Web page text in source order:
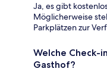
Ja, es gibt
Möglicherweise
Parkplätzen zur
Welche Check-
Gasthof?